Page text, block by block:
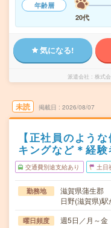
年齢層
20代
気になる!
派遣会社 株式
未読 掲載日 2026/08/07
【正社員のよう
キングなど＊経
交通費別途支給あり 土日
勤務地
滋賀県蒲生郡
日野(滋賀県)
曜日頻度 週5日／月～金